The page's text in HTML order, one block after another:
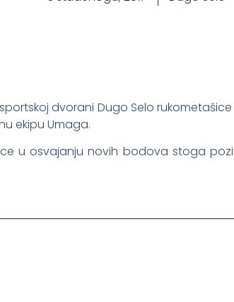
sportskoj dvorani Dugo Selo
ekipu Umaga.
u osvajanju novih bodova stoga